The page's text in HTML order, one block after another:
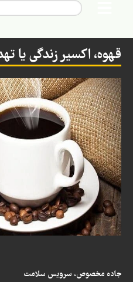
قهوه، اکسیر زندگی یا
جاده مخصوص، سرویس سلامت